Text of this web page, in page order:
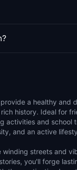
a healthy and
history. Ideal for
activities and school
and an active
winding streets and
you'll forge